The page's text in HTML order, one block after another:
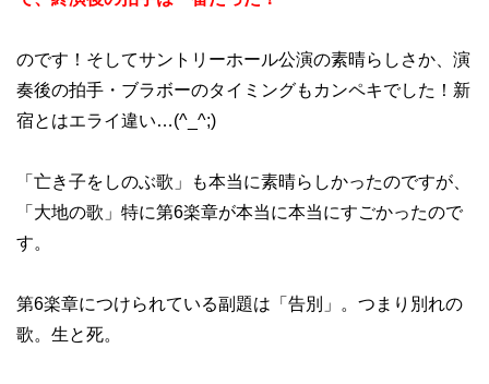
のです！そしてサントリーホール公演の素晴らしさか、演
奏後の拍手・ブラボーのタイミングもカンペキでした！新
宿とはエライ違い…(^_^;)
「亡き子をしのぶ歌」も本当に素晴らしかったのですが、
「大地の歌」特に第6楽章が本当に本当にすごかったので
す。
第6楽章につけられている副題は「告別」。つまり別れの
歌。生と死。